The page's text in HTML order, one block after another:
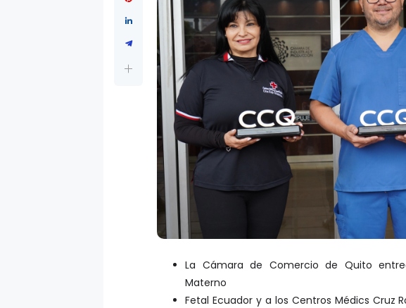
La Cámara de Comercio de Quito
Materno
Fetal Ecuador y a los Centros Médics Cruz